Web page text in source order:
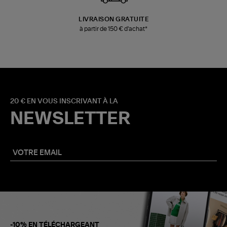
LIVRAISON GRATUITE
à partir de 150 € d'achat*
20 € EN VOUS INSCRIVANT À LA
NEWSLETTER
-10% EN TÉLÉCHARGEANT